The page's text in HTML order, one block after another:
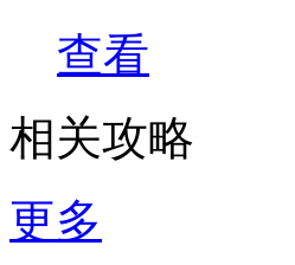
查看
相关攻略
更多